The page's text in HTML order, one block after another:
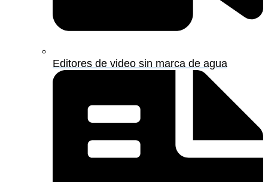
Editores de video sin marca de agua